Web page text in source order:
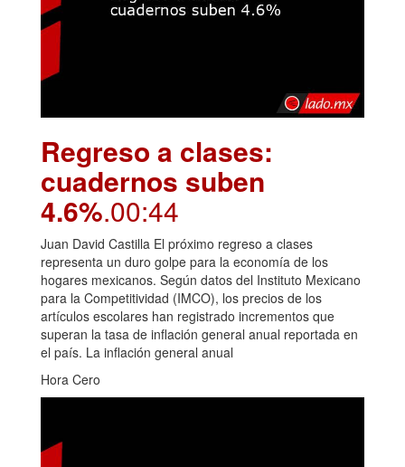
Regreso a clases:
cuadernos suben
4.6%.00:44
Juan David Castilla El próximo regreso a clases
representa un duro golpe para la economía de los
hogares mexicanos. Según datos del Instituto Mexicano
para la Competitividad (IMCO), los precios de los
artículos escolares han registrado incrementos que
superan la tasa de inflación general anual reportada en
el país. La inflación general anual
Hora Cero